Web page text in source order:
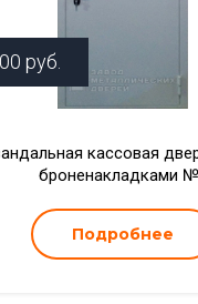
руб.
кассовая
броненакладками
Подробнее